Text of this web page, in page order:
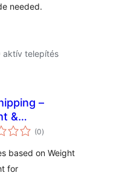
needed.
aktív telepítés
–
&
Weight
(0értékelés
összesen
)
based on Weight
for